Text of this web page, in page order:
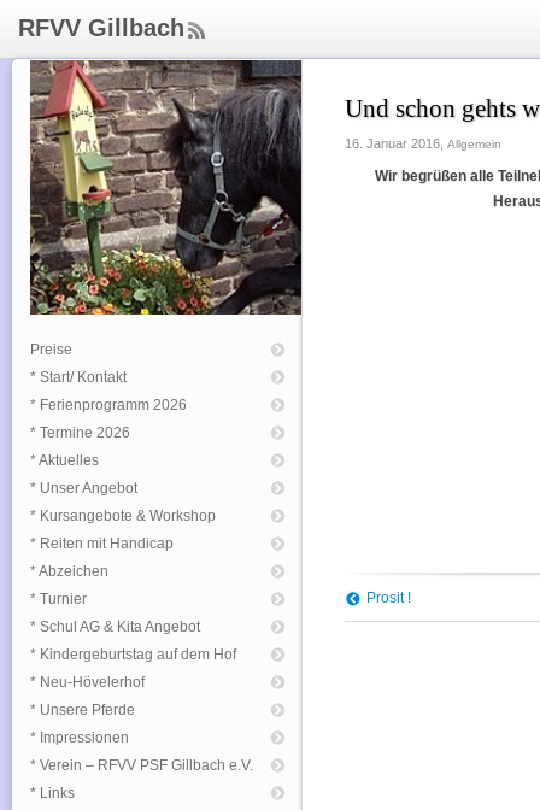
RFVV Gillbach
d
Rs
s
Und schon gehts
16. Januar 2016, Allgemein
Wir begrüßen alle
Prosit !
Preise
* Start/ Kontakt
* Ferienprogramm 2026
* Termine 2026
* Aktuelles
* Unser Angebot
* Kursangebote & Workshop
* Reiten mit Handicap
* Abzeichen
* Turnier
* Schul AG & Kita Angebot
* Kindergeburtstag auf dem Hof
* Neu-Hövelerhof
* Unsere Pferde
* Impressionen
* Verein – RFVV PSF Gillbach e.V.
* Links